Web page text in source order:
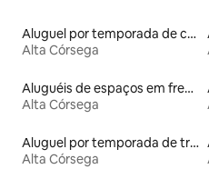
Aluguel por temporada de casas de hóspedes
Alta Córsega
Aluguéis de espaços em frente à praia
Alta Córsega
Aluguel por temporada de trailers
Alta Córsega